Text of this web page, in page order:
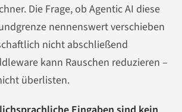
Die Frage, ob Agentic AI diese
nennenswert verschieben
nicht abschließend
kann Rauschen reduzieren –
überlisten.